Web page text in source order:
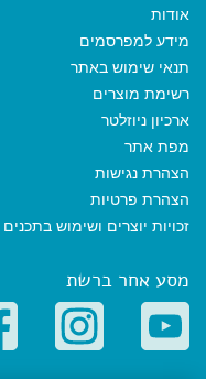
אודות
מידע למפרסמים
תנאי שימוש באתר
רשימת מוצרים
ארכיון ניוזלטר
מפת אתר
הצהרת נגישות
הצהרת פרטיות
זכויות יוצרים ושימוש בתכנים
מסע אחר ברשת